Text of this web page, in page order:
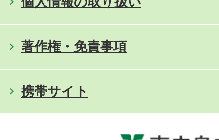
著作権・免責事項
携帯サイト